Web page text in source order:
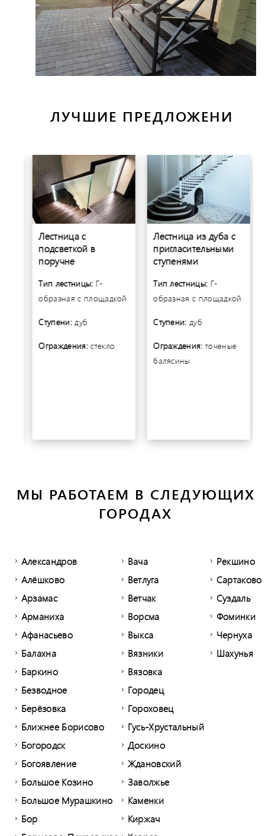
ЛУЧШИЕ ПРЕДЛОЖЕНИ
Лестница с
подсветкой в
поручне
Тип лестницы:Г-
образная с площадкой
Ступени:дуб
Ограждения:стекло
Лестница из дуба с
пригласительными
ступенями
Тип лестницы:Г-
образная с площадкой
Ступени: дуб
Ограждения: точеные
балясины
МЫ РАБОТАЕМ В СЛЕДУЮЩИХ
ГОРОДАХ
Александров
Алёшково
Арзамас
Арманиха
Афанасьево
Балахна
Баркино
Безводное
Берёзовка
Ближнее Борисово
Богородск
Богоявление
Большое Козино
Большое Мурашкино
Бор
Вача
Ветлуга
Ветчак
Ворсма
Выкса
Вязники
Вязовка
Городец
Гороховец
Гусь-Хрустальный
Доскино
Ждановский
Заволжье
Каменки
Киржач
Рекшино
Сартаково
Суздаль
Фоминки
Чернуха
Шахунья